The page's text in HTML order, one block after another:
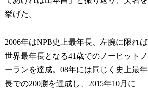
挙げた。
2006年はNPB史上最年長、左腕に限れば
世界最年長となる41歳でのノーヒットノ
ーランを達成。08年には同じく史上最年
長での200勝を達成し、2015年10月に